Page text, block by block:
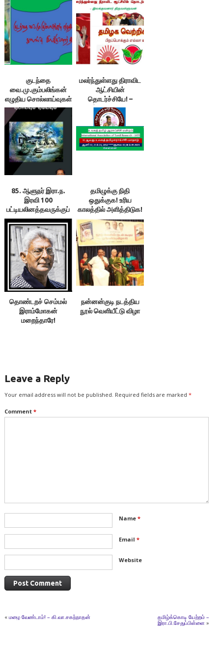
குடந்தை
வை.மு.கும்பலிங்கன்
எழுதிய சொல்லாய்வுகள்
– நூலாய்வு: 1.
இலக்குவனார்
திருவள்ளுவன்
மலர்ந்துள்ளது திராவிட
ஆட்சியின்
தொடர்ச்சியே! –
இலக்குவனார்
திருவள்ளுவன்
85. ஆளுநர் இரா.ந.
இரவி 100
பட்டியலினத்தவருக்குப்
பூணூல்
அணிவித்ததைப்
புரட்சியாகக்
கூறுகிறாரே!
தமிழுக்கு நிதி
ஒதுக்குக! உரிய
காலத்தில் அளித்திடுக!
தொண்டறச் செம்மல்
இராம்மோகன்
மறைந்தாரே!
நன்னன்குடி நடத்திய
நூல் வெளியீட்டு விழா
Leave a Reply
Your email address will not be published. Required fields are marked *
Comment *
Name *
Email *
Website
« மழை வேண்டாம்! – கி.வா.சகந்நாதன்
தமிழ்க்கொடி யேற்றம் –
இரா.பி.சேதுப்பிள்ளை »